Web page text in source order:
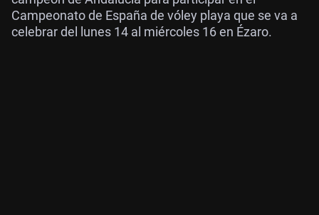
Campeonato de España de vóley playa que se va a
celebrar del lunes 14 al miércoles 16 en Ézaro.